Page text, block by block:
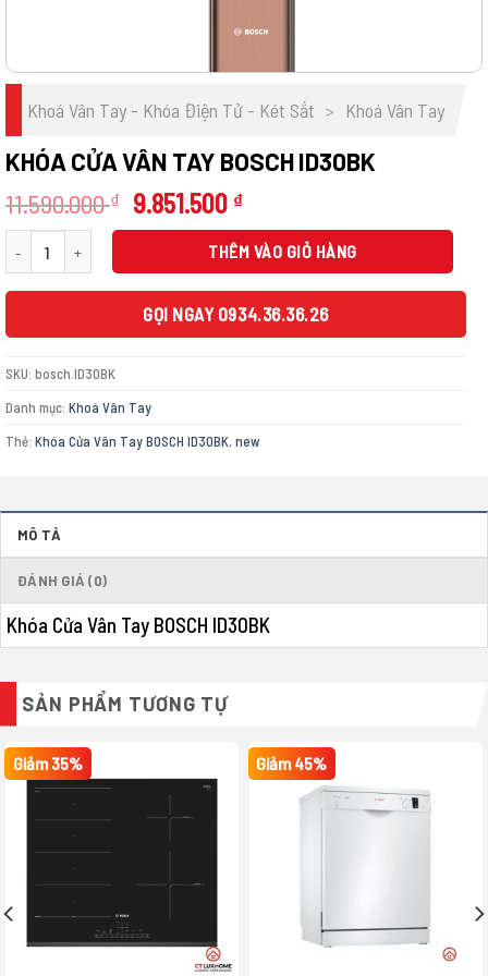
Khoá Vân Tay - Khóa Điện Tử - Két Sắt > Khoá Vân Tay
KHÓA CỬA VÂN TAY BOSCH ID30BK
11.590.000₫
Giá
gốc
11.590.000 ₫.
9.851.500 ₫Giá
hiện
tại
là:
9.851.500 ₫.
Khóa Cửa Vân Tay BOSCH ID30BK số lượngTHÊM VÀO GIỎ HÀNG
GỌI NGAY 0934.36.36.26
SKU: bosch.ID30BK
Danh mục: Khoá Vân Tay
Thẻ: Khóa Cửa Vân Tay BOSCH ID30BK, new
MÔ TẢ
ĐÁNH GIÁ (0)
Khóa Cửa Vân Tay BOSCH ID30BK
SẢN PHẨM TƯƠNG TỰ
Giảm 35% Giảm 45%